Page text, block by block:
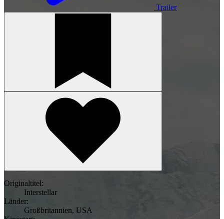
Trailer
Originaltitel:
Interstellar
Länder:
Großbritannien, USA